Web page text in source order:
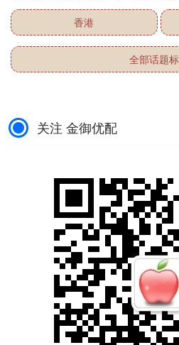
香港
全部话题
关注 金御优配